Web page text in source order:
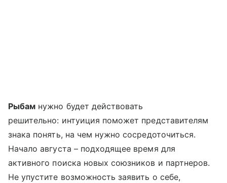
Рыбам нужно будет действовать
решительно: интуиция поможет представителям
знака понять, на чем нужно сосредоточиться.
Начало августа – подходящее время для
активного поиска новых союзников и партнеров.
Не упустите возможность заявить о себе,